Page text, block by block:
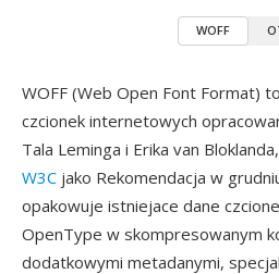
WOFF
WOFF (Web Open Font Format)
czcionek internetowych
Tala Leminga i Erika van
W3C jako Rekomendacja w
opakowuje istniejace dane
OpenType w skompresowanym
dodatkowymi metadanymi,